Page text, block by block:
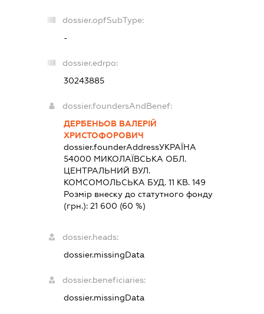
dossier.opfSubType:
-
dossier.edrpo:
30243885
dossier.foundersAndBenef:
ДЕРБЕНЬОВ ВАЛЕРІЙ
ХРИСТОФОРОВИЧ
dossier.founderAddressУКРАЇНА
54000 МИКОЛАЇВСЬКА ОБЛ.
ЦЕНТРАЛЬНИЙ ВУЛ.
КОМСОМОЛЬСЬКА БУД. 11 КВ. 149
Розмір внеску до статутного фонду
(грн.): 21 600 (60 %)
dossier.heads:
dossier.missingData
dossier.beneficiaries:
dossier.missingData